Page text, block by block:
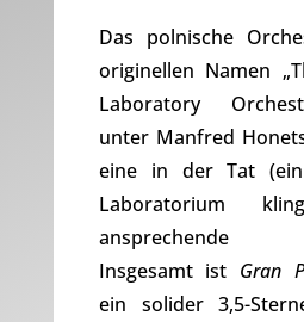
Das polnische
originellen Namen
Laboratory
unter Manfred
eine in der Tat
Laboratorium
ansprechende
Insgesamt ist Gran
ein solider 3,5-